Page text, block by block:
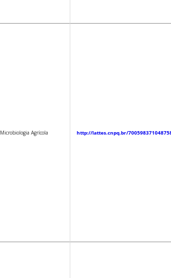
Microbiologia Agrícola http://lattes.cnpq.br/